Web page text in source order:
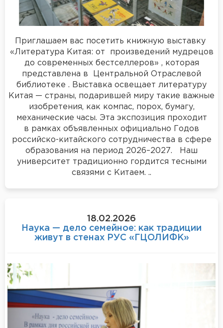
Приглашаем вас посетить книжную выставку
«Литература Китая: от произведений мудрецов
до современных бестселлеров» , которая
представлена в Центральной Отраслевой
библиотеке . Выставка освещает литературу
Китая — страны, подарившей миру такие важные
изобретения, как компас, порох, бумагу,
механические часы. Эта экспозиция проходит
в рамках объявленных официально Годов
российско-китайского сотрудничества в сфере
образования на период 2026–2027. Наш
университет традиционно гордится тесными
связями с Китаем. ..
18.02.2026
Наука — дело семейное: как традиции
живут в стенах РУС «ГЦОЛИФК»